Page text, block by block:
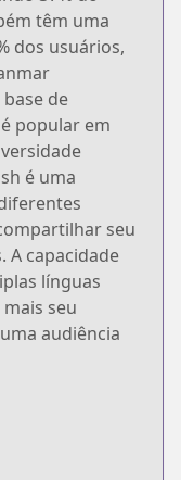
têm uma
dos usuários,
de
popular em
é uma
seu
A capacidade
línguas
seu
audiência